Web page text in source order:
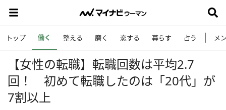
トップ 働く 整える 磨く 恋する 暮らす 占う メ
【女性の転職】転職回数は平均2.7
回！ 初めて転職したのは「20代」が
7割以上